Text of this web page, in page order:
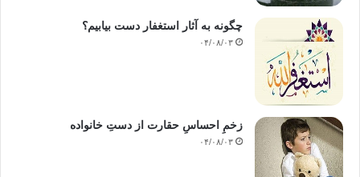
چگونه به آثار استغفار دست بیابیم؟
۰۴/۰۸/۰۳
زخمِ احساسِ حقارت از دستِ خانواده
۰۴/۰۸/۰۳